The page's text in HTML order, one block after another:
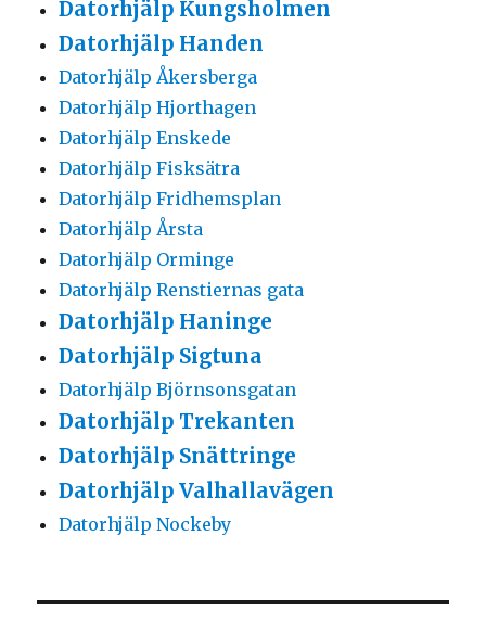
Datorhjälp Kungsholmen
Datorhjälp Handen
Datorhjälp Åkersberga
Datorhjälp Hjorthagen
Datorhjälp Enskede
Datorhjälp Fisksätra
Datorhjälp Fridhemsplan
Datorhjälp Årsta
Datorhjälp Orminge
Datorhjälp Renstiernas gata
Datorhjälp Haninge
Datorhjälp Sigtuna
Datorhjälp Björnsonsgatan
Datorhjälp Trekanten
Datorhjälp Snättringe
Datorhjälp Valhallavägen
Datorhjälp Nockeby